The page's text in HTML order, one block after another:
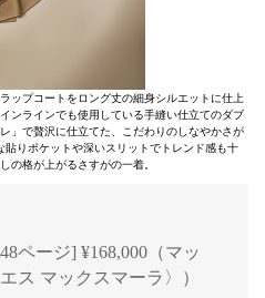
ップコートをロング丈の細身シルエットに仕上
ンラインでも使用している手縫い仕立てのダブ
」で贅沢に仕立てた、こだわりのしなやかさが
りポケットや深いスリットでトレンド感も十
の格が上がるさすがの一着。
ページ] ¥168,000（マッ
ス マックスマーラ〉）